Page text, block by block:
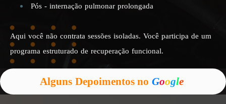
Pós - internação pulmonar prolongada
Aqui você não contrata sessões isoladas. Você participa de um
programa estruturado de recuperação funcional.
Alguns Depoimentos no Google